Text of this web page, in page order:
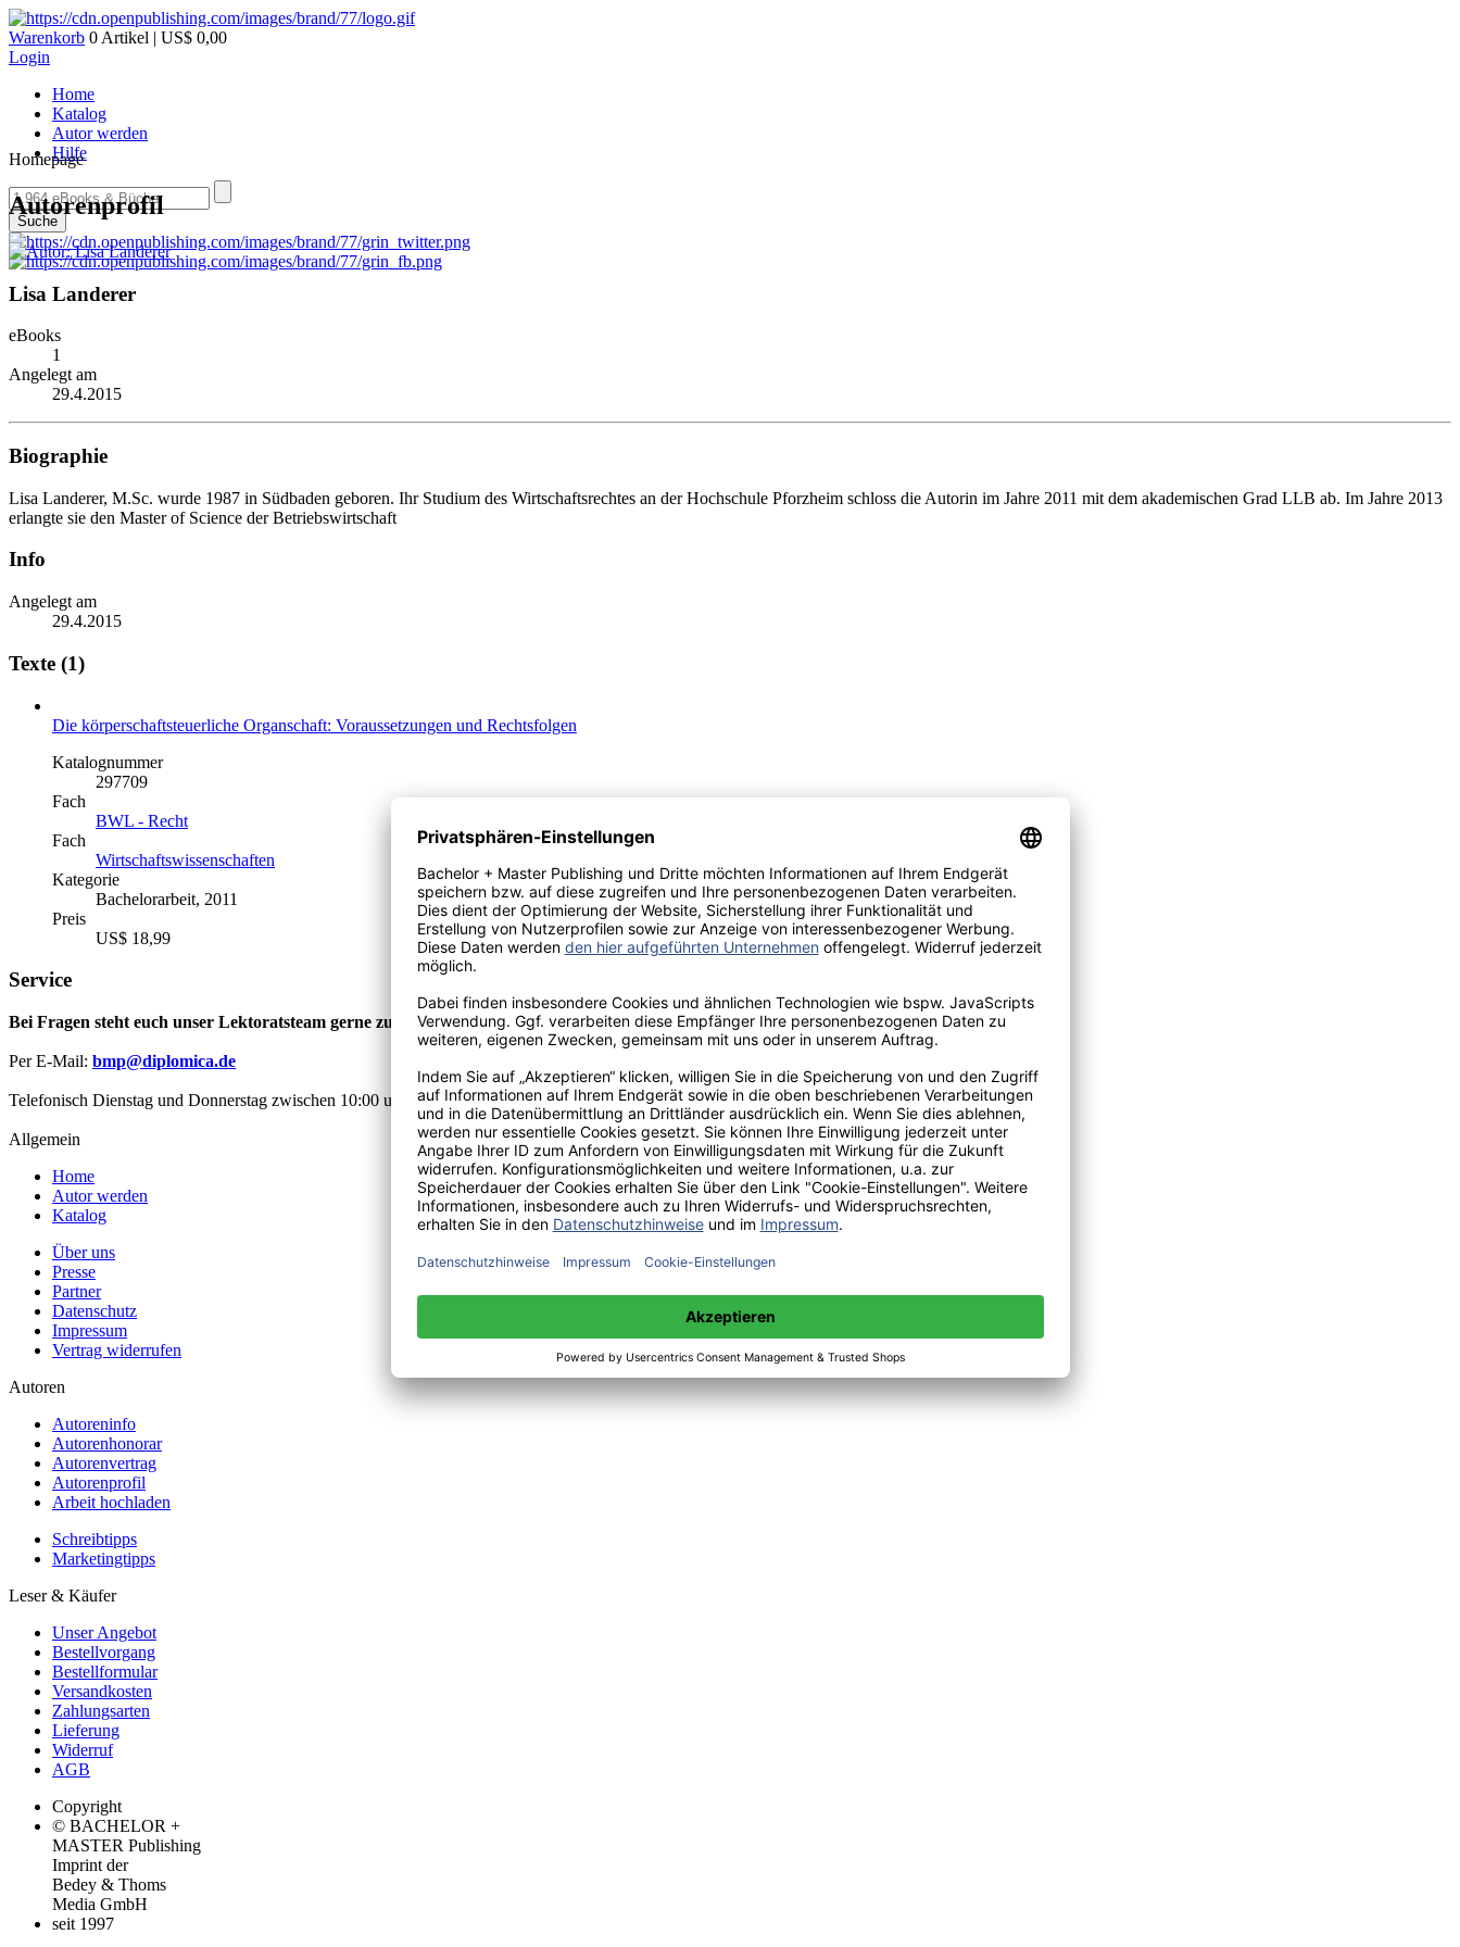
Warenkorb 0 Artikel | US$ 0,00
Login
Home
Katalog
Autor werden
Hilfe
Suche
Homepage
Autorenprofil
Lisa Landerer
eBooks
1
Angelegt am
29.4.2015
Biographie
Lisa Landerer, M.Sc. wurde 1987 in Südbaden geboren. Ihr Studium des Wirtschaftsrechtes an der Hochschule Pforzheim schloss die Autorin im Jahre 2011 mit dem akademischen Grad LLB ab. Im Jahre 2013
erlangte sie den Master of Science der Betriebswirtschaft
Info
Angelegt am
29.4.2015
Texte (1)
Die körperschaftsteuerliche Organschaft: Voraussetzungen und Rechtsfolgen
Katalognummer
297709
Fach
BWL - Recht
Fach
Wirtschaftswissenschaften
Kategorie
Bachelorarbeit, 2011
Preis
US$ 18,99
Service
Bei Fragen steht euch unser Lektoratsteam gerne zur Verfügung:
Per E-Mail: bmp@diplomica.de
Telefonisch Dienstag und Donnerstag zwischen 10:00 und 12:00 Uhr sowie Mittwoch 14:00 bis 15:00 Uhr:+49(0)176-85996762
Allgemein
Home
Autor werden
Katalog
Über uns
Presse
Partner
Datenschutz
Impressum
Vertrag widerrufen
Autoren
Autoreninfo
Autorenhonorar
Autorenvertrag
Autorenprofil
Arbeit hochladen
Schreibtipps
Marketingtipps
Leser & Käufer
Unser Angebot
Bestellvorgang
Bestellformular
Versandkosten
Zahlungsarten
Lieferung
Widerruf
AGB
Copyright
© BACHELOR +
MASTER Publishing
Imprint der
Bedey & Thoms
Media GmbH
seit 1997